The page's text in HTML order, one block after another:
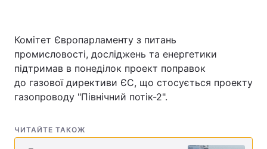
Україна Політика
Економіка Світ
Спорт Наука
Техно і зв'язок
Комітет Європарламенту з питань
промисловості, досліджень та енергетики
підтримав в понеділок проект поправок
до газової директиви ЄС, що стосується проекту
газопроводу "Північний потік-2".
ЧИТАЙТЕ ТАКОЖ